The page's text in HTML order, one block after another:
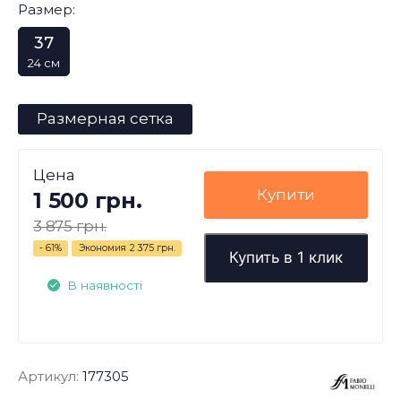
Размер:
37
24 см
Размерная сетка
Цена
1 500 грн.
3 875 грн.
- 61% Экономия 2 375 грн.
В наявності
Купити
Купить в 1 клик
Артикул: 177305